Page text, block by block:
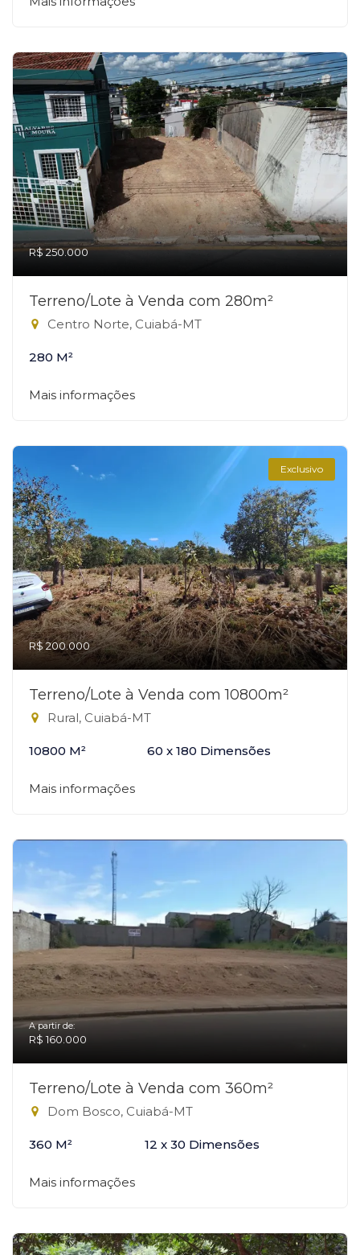
R$ 250.000
Terreno/Lote à Venda com 280m²
Centro Norte, Cuiabá-MT
280 M²
Mais informações
Exclusivo
R$ 200.000
Terreno/Lote à Venda com 10800m²
Rural, Cuiabá-MT
10800 M² 60 x 180 Dimensões
Mais informações
A partir de:
R$ 160.000
Terreno/Lote à Venda com 360m²
Dom Bosco, Cuiabá-MT
360 M² 12 x 30 Dimensões
Mais informações